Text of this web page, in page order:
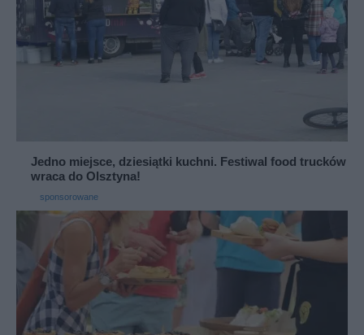
Jedno miejsce, dziesiątki kuchni. Festiwal food trucków
wraca do Olsztyna!
sponsorowane